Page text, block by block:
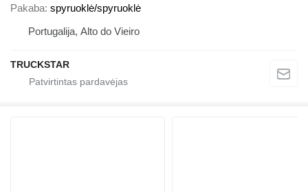
Pakaba spyruoklė/spyruoklė
Portugalija, Alto do Vieiro
TRUCKSTAR